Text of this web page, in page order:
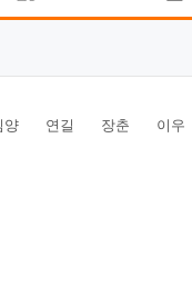
양 연길 장춘 이우